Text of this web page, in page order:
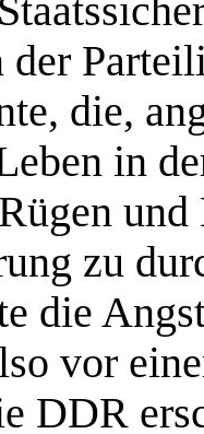
die,
in
zu
die
vor
DDR